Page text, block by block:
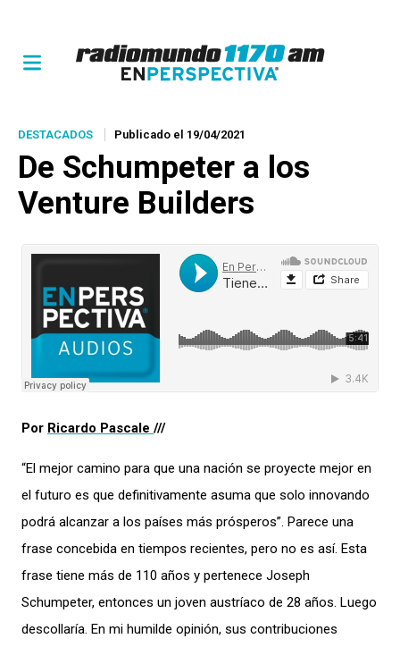
DESTACADOS Publicado el 19/04/2021
De Schumpeter a los
Venture Builders
Por Ricardo Pascale ///
“El mejor camino para que una nación se proyecte mejor en
el futuro es que definitivamente asuma que solo innovando
podrá alcanzar a los países más prósperos”. Parece una
frase concebida en tiempos recientes, pero no es así. Esta
frase tiene más de 110 años y pertenece Joseph
Schumpeter, entonces un joven austríaco de 28 años. Luego
descollaría. En mi humilde opinión, sus contribuciones